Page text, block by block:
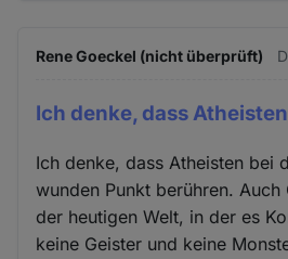
Rene Goeckel (nicht überprüft)
Ich denke, dass
Ich denke, dass Atheisten bei
wunden Punkt berühren. Auch
der heutigen Welt, in der es
keine Geister und keine